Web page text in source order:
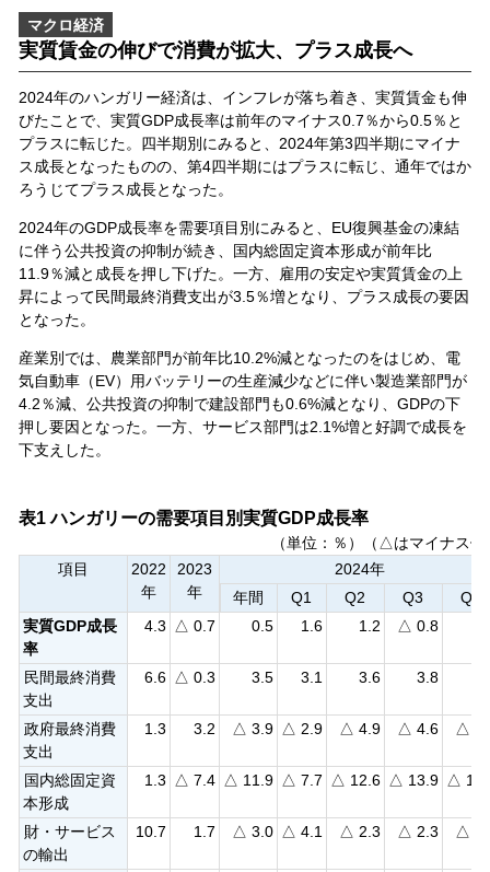
マクロ経済
実質賃金の伸びで消費が拡大、プラス成長へ
2024年のハンガリー経済は、インフレが落ち着き、実質賃金も伸
びたことで、実質GDP成長率は前年のマイナス0.7％から0.5％と
プラスに転じた。四半期別にみると、2024年第3四半期にマイナ
ス成長となったものの、第4四半期にはプラスに転じ、通年ではか
ろうじてプラス成長となった。
2024年のGDP成長率を需要項目別にみると、EU復興基金の凍結
に伴う公共投資の抑制が続き、国内総固定資本形成が前年比
11.9％減と成長を押し下げた。一方、雇用の安定や実質賃金の上
昇によって民間最終消費支出が3.5％増となり、プラス成長の要因
となった。
産業別では、農業部門が前年比10.2%減となったのをはじめ、電
気自動車（EV）用バッテリーの生産減少などに伴い製造業部門が
4.2％減、公共投資の抑制で建設部門も0.6%減となり、GDPの下
押し要因となった。一方、サービス部門は2.1%増と好調で成長を
下支えした。
表1 ハンガリーの需要項目別実質GDP成長率
（単位：％）（△はマイナス値
項目
2022
年
2023
年
2024年
年間
Q1 Q2 Q3
Q4
実質GDP成長
率
4.3 △ 0.7 0.5 1.6 1.2 △ 0.8
民間最終消費
支出
6.6 △ 0.3 3.5 3.1 3.6 3.8
政府最終消費
支出
1.3 3.2 △ 3.9 △ 2.9 △ 4.9 △ 4.6 △
国内総固定資
本形成
1.3 △ 7.4 △ 11.9 △ 7.7 △ 12.6 △ 13.9 △
財・サービス
の輸出
10.7 1.7 △ 3.0 △ 4.1 △ 2.3 △ 2.3 △